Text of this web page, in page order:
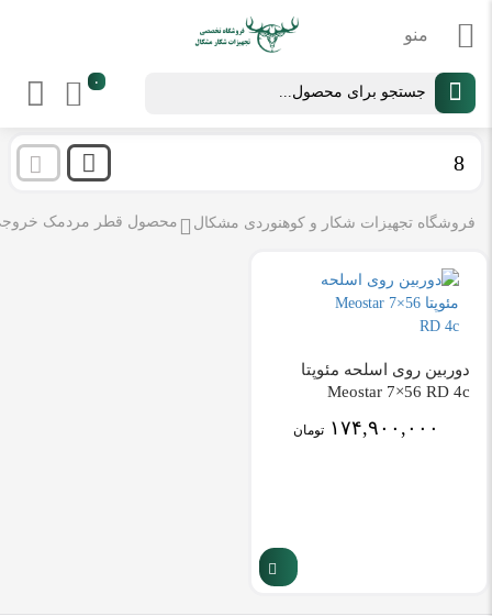
۰
Products
search
8
فروشگاه تجهیزات شکار و کوهنوردی مشکال محصول قطر مردمک
دوربین روی اسلحه مئوپتا
Meostar 7×56 RD 4c
۱۷۴,۹۰۰,۰۰۰ تومان